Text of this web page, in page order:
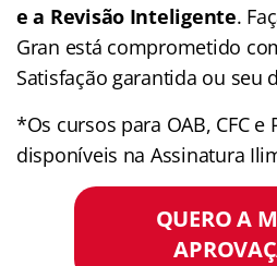
e a Revisão Inteligente.
Gran está comprometido
Satisfação garantida ou seu
*Os cursos para OAB, CFC e
disponíveis na Assinatura
QUERO A